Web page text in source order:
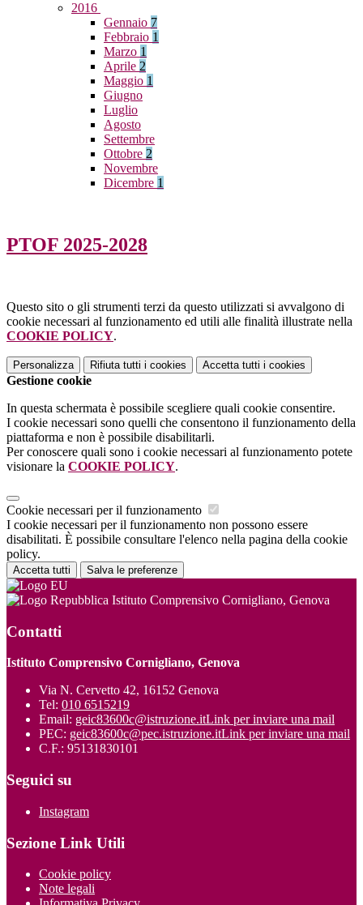
2016
Gennaio 7
Febbraio 1
Marzo 1
Aprile 2
Maggio 1
Giugno
Luglio
Agosto
Settembre
Ottobre 2
Novembre
Dicembre 1
PTOF 2025-2028
Questo sito o gli strumenti terzi da questo utilizzati si avvalgono di
cookie necessari al funzionamento ed utili alle finalità illustrate nella
COOKIE POLICY.
Personalizza Rifiuta tutti i cookies Accetta tutti i cookies
Gestione cookie
In questa schermata è possibile scegliere quali cookie consentire.
I cookie necessari sono quelli che consentono il funzionamento della
piattaforma e non è possibile disabilitarli.
Per conoscere quali sono i cookie necessari al funzionamento potete
visionare la COOKIE POLICY.
Cookie necessari per il funzionamento
I cookie necessari per il funzionamento non possono essere
disabilitati. È possibile consultare l'elenco nella pagina della cookie
policy.
Accetta tutti Salva le preferenze
Istituto Comprensivo Cornigliano, Genova
Contatti
Istituto Comprensivo Cornigliano, Genova
Via N. Cervetto 42, 16152 Genova
Tel: 010 6515219
Email: geic83600c@istruzione.itLink per inviare una mail
PEC: geic83600c@pec.istruzione.itLink per inviare una mail
C.F.: 95131830101
Seguici su
Instagram
Sezione Link Utili
Cookie policy
Note legali